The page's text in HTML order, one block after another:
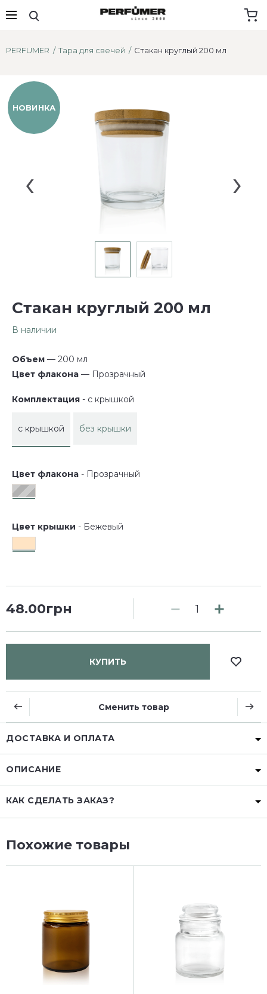
PERFUMER Тара для свечей Стакан круглый 200 мл
НОВИНКА
Стакан круглый 200 мл
В наличии
Объем
— 200 мл
Цвет флакона
— Прозрачный
Комплектация - с крышкой
с крышкой без крышки
Цвет флакона - Прозрачный
Цвет крышки - Бежевый
48.00грн
КУПИТЬ
Сменить товар
ДОСТАВКА И ОПЛАТА
ОПИСАНИЕ
КАК СДЕЛАТЬ ЗАКАЗ?
Похожие товары